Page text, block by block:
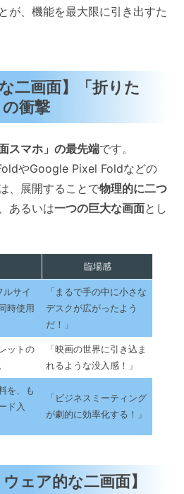
が、機能を最大限に引き出すた
二画面】「折りた
衝撃
スマホ」の最先端です。
やGoogle Pixel Foldなどの
、展開することで物理的に二つ
あるいは一つの巨大な画面とし
臨場感
ルサイ
時使用
「まるで手の中に小さな
デスクが広がったよう
だ！」
ットの
「映画の世界に引き込ま
れるような没入感！」
を、も
ド入
「ビジネスミーティング
が劇的に効率化する！」
ェア的な二画面】